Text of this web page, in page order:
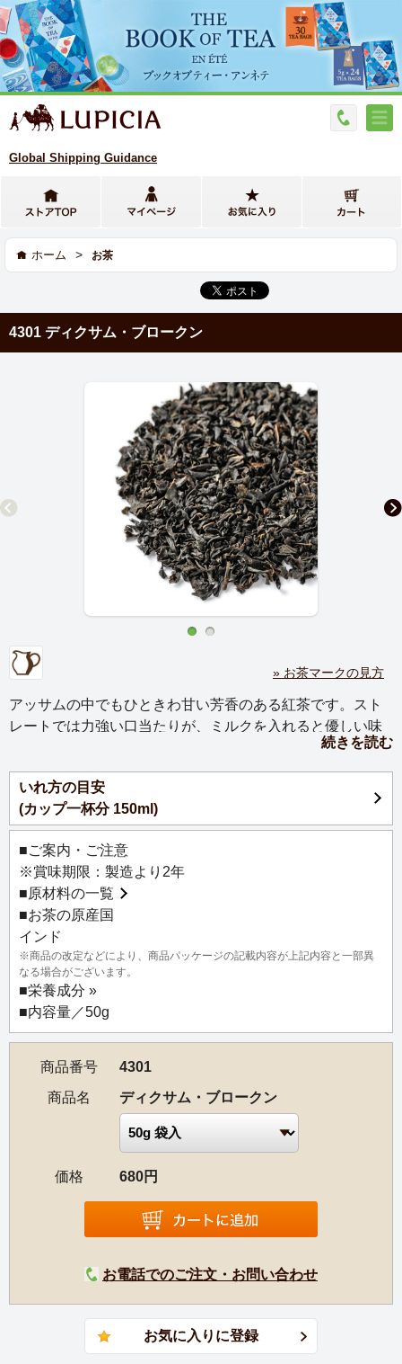
Global Shipping Guidance
ホーム > お茶
4301 ディクサム・ブロークン
» お茶マークの見方
アッサムの中でもひときわ甘い芳香のある紅茶です。スト
レートでは力強い口当たりが、ミルクを入れると優しい味
アッサム北東部ディブルガー地区にある茶園。アッサムの
中でも特に良い紅茶を産出するのが、ブラマプトラ川の上
流に位置するディブルガー地区です。
続きを読む
いれ方の目安
(カップ一杯分 150ml)
■ご案内・ご注意
※賞味期限：製造より2年
■原材料の一覧
■お茶の原産国
インド
※商品の改定などにより、商品パッケージの記載内容が上記内容と一部異
なる場合がございます。
■栄養成分 »
■内容量／50g
商品番号
4301
商品名
ディクサム・ブロークン
価格 680円
お電話でのご注文・お問い合わせ